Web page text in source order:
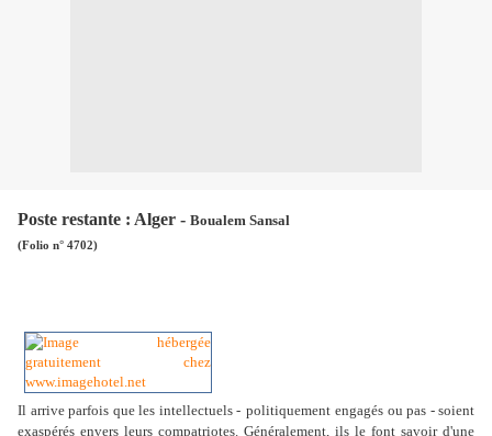
Poste restante : Alger - Boualem Sansal
(Folio n° 4702)
Il arrive parfois que les intellectuels - politiquement engagés ou pas - soient
exaspérés envers leurs compatriotes. Généralement, ils le font savoir d'une